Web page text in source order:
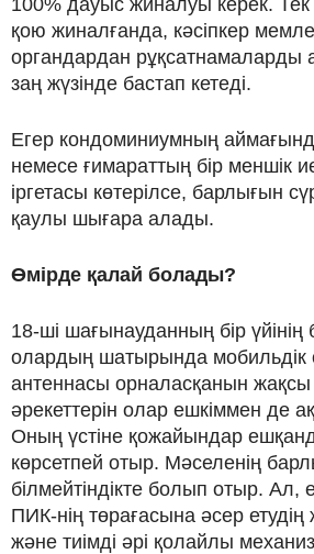
қою жиналғанда, кәсіпкер
органдардан рұқсатнамаларды
заң жүзінде бастап кетеді.
Егер кондоминиумның
немесе ғимараттың бір меншік
іргетасы көтерілсе, барлығын
қаулы шығара алады.
Өмірде қалай болады?
18-ші шағынауданның бір үйінің
олардың шатырында мобильдік
антеннасы орналасқанын жақсы
әрекеттерін олар ешкіммен де
Оның үстіне қожайындар
көрсетпей отыр. Мәселенің
білмейтіндікте болып отыр.
ПИК-нің төрағасына әсер
және тиімді әрі қолайлы